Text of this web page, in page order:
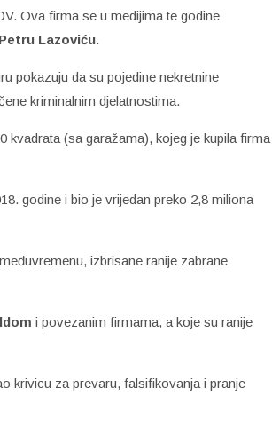
Ova firma se u medijima te godine
Petru Lazoviću.
pokazuju da su pojedine nekretnine
kriminalnim djelatnostima.
kvadrata (sa garažama), kojeg je kupila firma
godine i bio je vrijedan preko 2,8 miliona
izbrisane ranije zabrane
i povezanim firmama, a koje su ranije
krivicu za prevaru, falsifikovanja i pranje